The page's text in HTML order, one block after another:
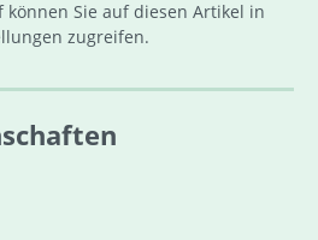
können Sie auf diesen Artikel in
zugreifen.